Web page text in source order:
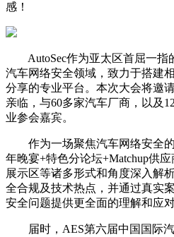
感！
AutoSec作为亚太区首屈一指
汽车网络安全领域，致力于搭建
分享的专业平台。本次大会将邀
亲临，与60多家汽车厂商，以及
业参会嘉宾。
作为一场聚焦汽车网络安全的
年晚宴+特色分论坛+Matchup供
展示区等诸多形式和角度深入解
全合规及技术热点，并通过真实
安全问题提供更全面的理解和应对
届时，AES第六届中国国际汽